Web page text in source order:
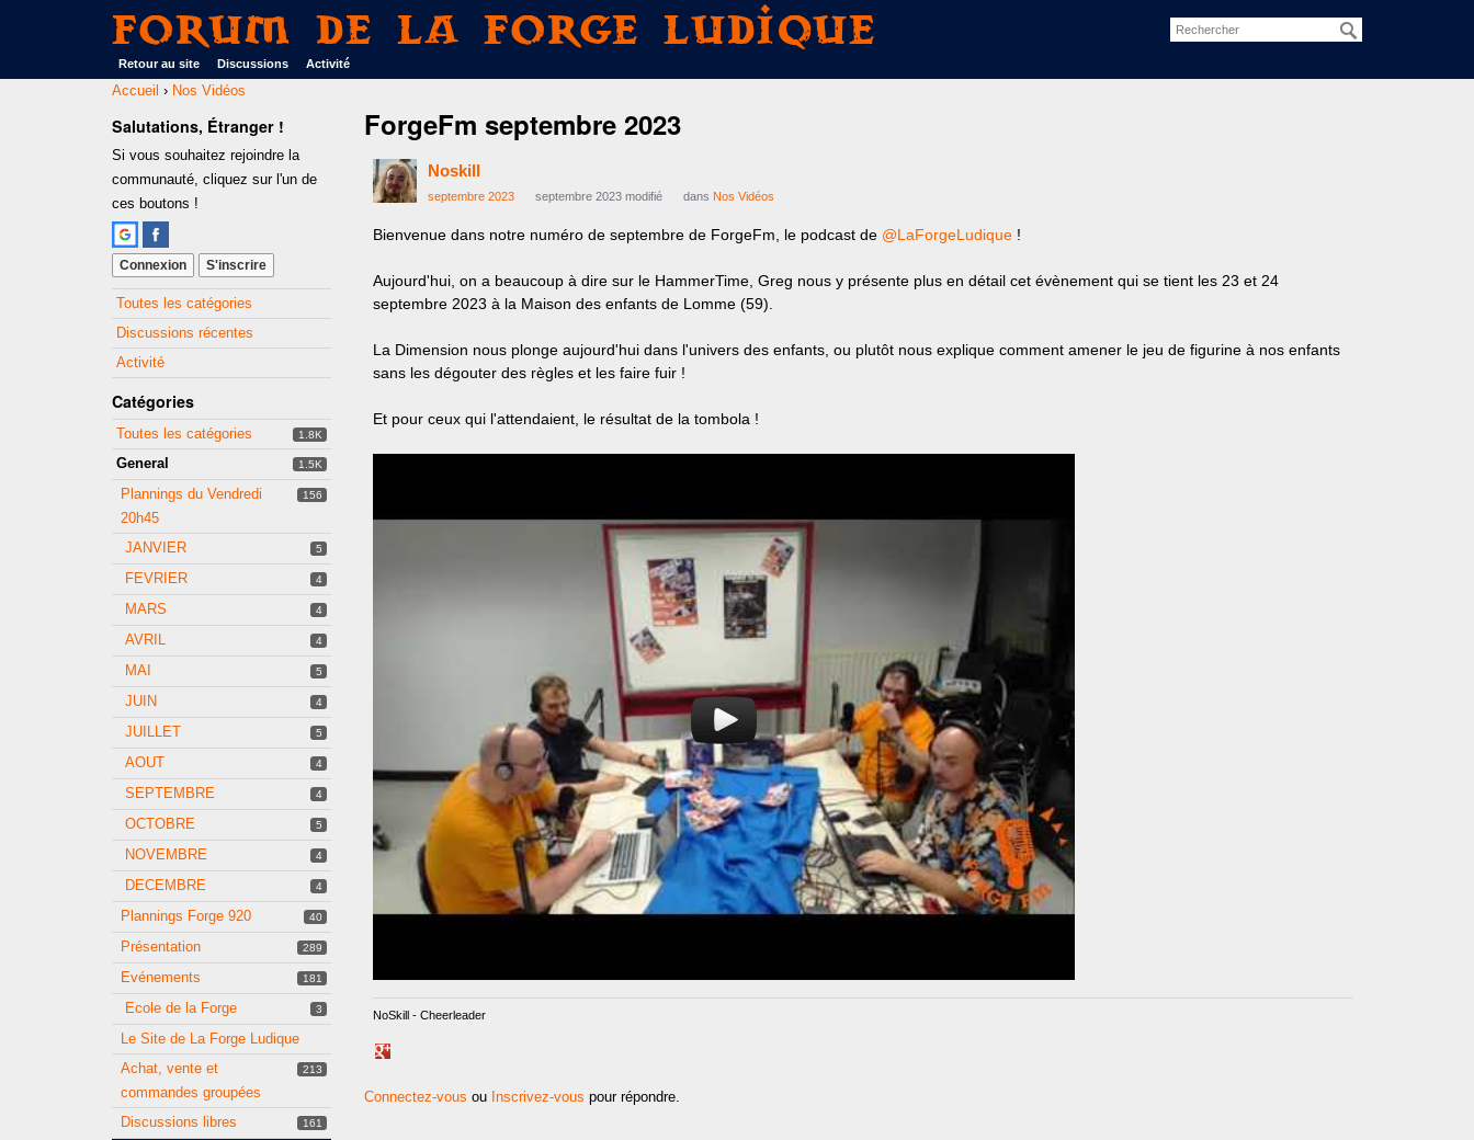
Forum de La Forge Ludique
Retour au site Discussions Activité
Accueil › Nos Vidéos
Salutations, Étranger !
Si vous souhaitez rejoindre la
communauté, cliquez sur l'un de
ces boutons !
Connexion S'inscrire
Quick
Links
Toutes les catégories
Discussions récentes
Activité
Catégories
1.8K
Toutes les catégories
1.5K
General
156
Plannings du Vendredi
20h45
5
JANVIER
4
FEVRIER
4
MARS
4
AVRIL
5
MAI
4
JUIN
5
JUILLET
4
AOUT
4
SEPTEMBRE
5
OCTOBRE
4
NOVEMBRE
4
DECEMBRE
40
Plannings Forge 920
289
Présentation
181
Evénements
3
Ecole de la Forge
Le Site de La Forge Ludique
213
Achat, vente et
commandes groupées
161
Discussions libres
ForgeFm septembre 2023
Noskill
septembre 2023 septembre 2023 modifié dans Nos Vidéos
Bienvenue dans notre numéro de septembre de ForgeFm, le podcast de @LaForgeLudique !
Aujourd'hui, on a beaucoup à dire sur le HammerTime, Greg nous y présente plus en détail cet évènement qui se tient les 23 et 24
septembre 2023 à la Maison des enfants de Lomme (59).
La Dimension nous plonge aujourd'hui dans l'univers des enfants, ou plutôt nous explique comment amener le jeu de figurine à nos enfants
sans les dégouter des règles et les faire fuir !
Et pour ceux qui l'attendaient, le résultat de la tombola !
NoSkill - Cheerleader
Google+
Connectez-vous ou Inscrivez-vous pour répondre.